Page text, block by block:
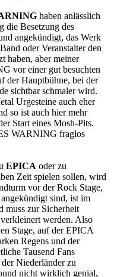
haben anlässlich
die Besetzung des
angekündigt, das Werk
oder Veranstalter den
haben, aber meiner
vor einer gut besuchten
der Hauptbühne, bei der
sichtbar schmaler wird.
Urgesteine auch eher
so ist auch hier mehr
Start eines Mosh-Pits.
WARNING fraglos
EPICA oder zu
Zeit spielen sollen, wird
vor der Rock Stage,
sind, ist im
muss zur Sicherheit
werden. Also
Stage, auf der EPICA
Regens und der
Tausend Fans
Niederländer zu
nicht wirklich genial,